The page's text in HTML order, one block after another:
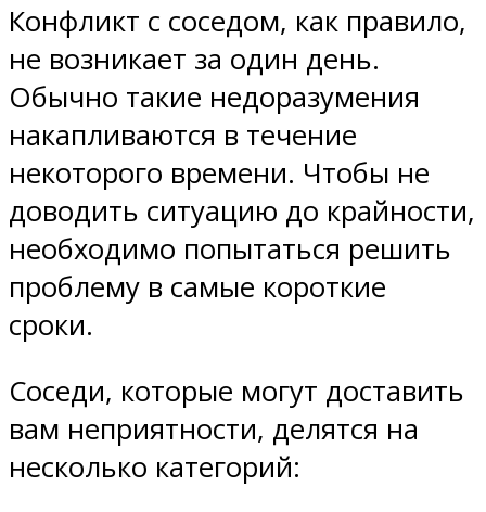
Конфликт с соседом, как правило,
не возникает за один день.
Обычно такие недоразумения
накапливаются в течение
некоторого времени. Чтобы не
доводить ситуацию до крайности,
необходимо попытаться решить
проблему в самые короткие
сроки.
Соседи, которые могут доставить
вам неприятности, делятся на
несколько категорий: